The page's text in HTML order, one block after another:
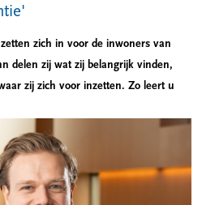
zich in voor de inwoners van
delen zij wat zij belangrijk vinden,
zij zich voor inzetten. Zo leert u